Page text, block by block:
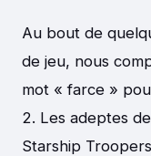
Au bout de
de jeu, nous
mot « farce »
2. Les adeptes
Starship